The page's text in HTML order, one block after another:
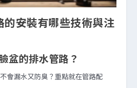
的安裝有哪些技術與注
盆的排水管路？
會漏水又防臭？重點就在管路配